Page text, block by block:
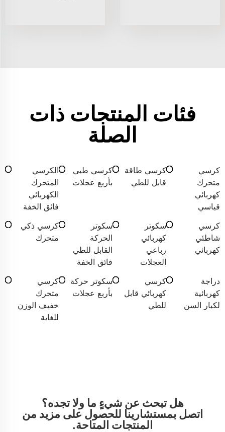
فئات المنتجات ذات
الصلة
كرسي
متحرك
كهربائي
قياسي
كرسي طاقة
قابل للطي
كرسي طبي
بأربع عجلات
الكرسي
المتحرك
الكهربائي
فائق الخفة
كرسي
شاطئي
كهربائي
سكوتر
كهربائي
رباعي
العجلات
سكوتر
الحركة
القابل للطي
فائق الخفة
كرسي ذكي
متحرك
دراجة
كهربائية
لكبار السن
كرسي
كهربائي قابل
للطي
سكوتر حركة
بأربع عجلات
كرسي
متحرك
خفيف الوزن
للغاية
هل تبحث عن شيءٍ ما ولا تجده؟
اتصل بمستشارينا للحصول على مزيد من
المنتجات المتاحة.